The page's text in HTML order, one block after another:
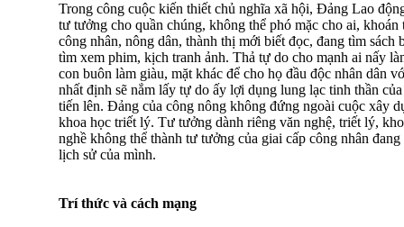
Trong công cuộc kiến thiết chủ nghĩa xã hội, Đảng Lao
tư tưởng cho quần chúng, không thể phó mặc cho ai,
công nhân, nông dân, thành thị mới biết đọc, đang tìm sách
tìm xem phim, kịch tranh ảnh. Thả tự do cho mạnh ai nấy
con buôn làm giàu, mặt khác để cho họ đầu độc nhân dân
nhất định sẽ nắm lấy tự do ấy lợi dụng lung lạc tinh thần
tiến lên. Đảng của công nông không đứng ngoài cuộc xây
khoa học triết lý. Tư tưởng dành riêng văn nghệ, triết lý,
nghề không thể thành tư tưởng của giai cấp công nhân
lịch sử của mình.
Trí thức và cách mạng